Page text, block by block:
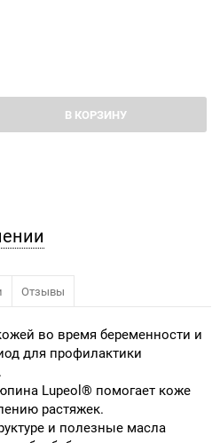
В КОРЗИНУ
Отзывы
во время беременности и
для профилактики
Lupeol® помогает коже
растяжек.
и полезные масла